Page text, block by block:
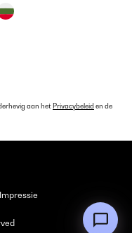
aan het Privacybeleid en de
Impressie